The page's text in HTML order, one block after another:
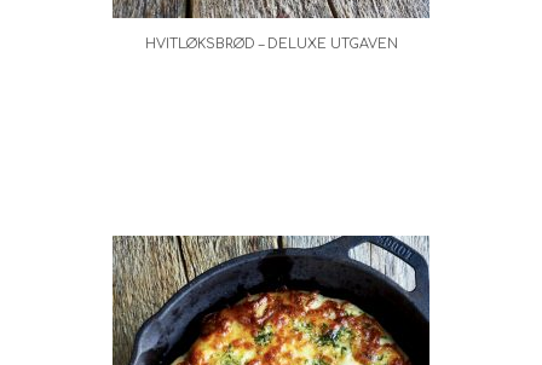
HVITLØKSBRØD – DELUXE UTGAVEN